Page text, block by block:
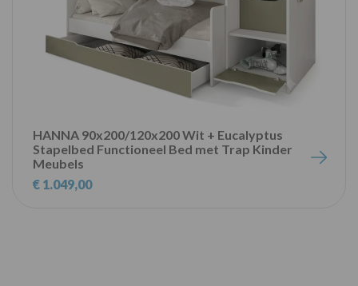
HANNA 90x200/120x200 Wit + Eucalyptus
Stapelbed Functioneel Bed met Trap Kinder
Meubels
€ 1.049,00